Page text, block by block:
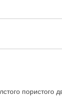
пористого